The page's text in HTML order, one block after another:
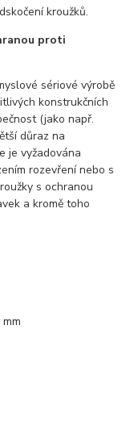
kroužků.
proti
sériové výrobě
konstrukčních
(jako např.
důraz na
je vyžadována
rozevření nebo s
s ochranou
a kromě toho